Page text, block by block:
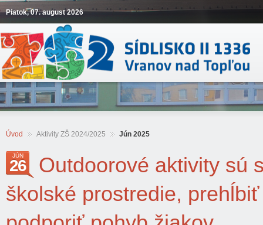
Piatok, 07. august 2026
Úvod Aktivity ZŠ 2024/2025 Jún 2025
JÚN
26
Outdoorové aktivity sú
školské prostredie,